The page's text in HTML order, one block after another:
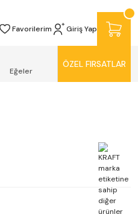
Favorilerim Giriş Yap
Eğeler
ÖZEL FIRSATLAR